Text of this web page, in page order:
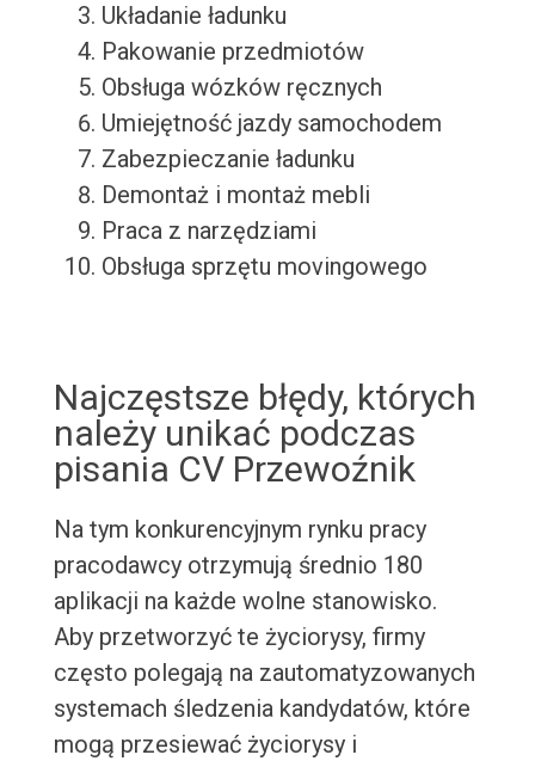
Układanie ładunku
Pakowanie przedmiotów
Obsługa wózków ręcznych
Umiejętność jazdy samochodem
Zabezpieczanie ładunku
Demontaż i montaż mebli
Praca z narzędziami
Obsługa sprzętu movingowego
Najczęstsze błędy, których
należy unikać podczas
pisania CV Przewoźnik
Na tym konkurencyjnym rynku pracy
pracodawcy otrzymują średnio 180
aplikacji na każde wolne stanowisko.
Aby przetworzyć te życiorysy, firmy
często polegają na zautomatyzowanych
systemach śledzenia kandydatów, które
mogą przesiewać życiorysy i